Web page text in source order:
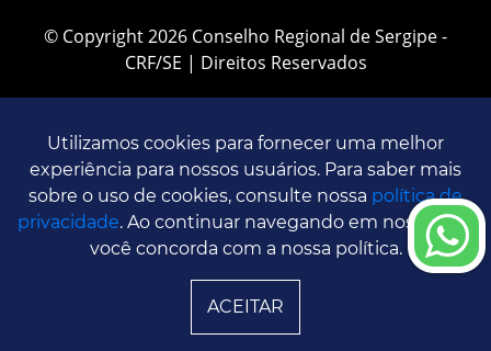
Utilizamos cookies para fornecer uma melhor
experiência para nossos usuários. Para saber mais
sobre o uso de cookies, consulte nossa política de
privacidade. Ao continuar navegando em nosso site,
você concorda com a nossa política.
ACEITAR
© Copyright 2026 Conselho Regional de Sergipe -
CRF/SE | Direitos Reservados